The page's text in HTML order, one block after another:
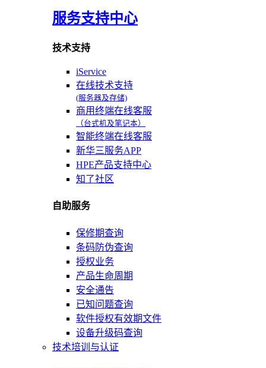
服务支持中心
技术支持
iService
在线技术支持
(服务器及存储)
商用终端在线客服
（台式机及笔记本）
智能终端在线客服
新华三服务APP
HPE产品支持中心
知了社区
自助服务
保修期查询
条码防伪查询
授权业务
产品生命周期
安全通告
已知问题查询
软件授权有效期文件
设备升级码查询
技术培训与认证